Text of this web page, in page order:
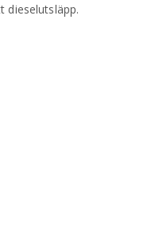
dieselutsläpp.